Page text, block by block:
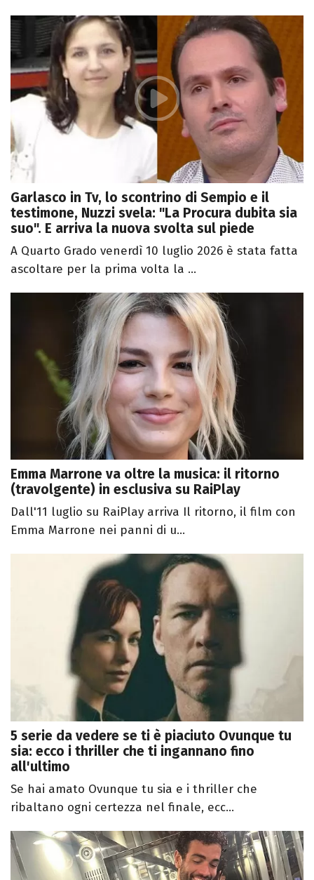
Garlasco in Tv, lo scontrino di Sempio e il
testimone, Nuzzi svela: "La Procura dubita sia
suo". E arriva la nuova svolta sul piede
A Quarto Grado venerdì 10 luglio 2026 è stata fatta
ascoltare per la prima volta la ...
Emma Marrone va oltre la musica: il ritorno
(travolgente) in esclusiva su RaiPlay
Dall'11 luglio su RaiPlay arriva Il ritorno, il film con
Emma Marrone nei panni di u...
5 serie da vedere se ti è piaciuto Ovunque tu
sia: ecco i thriller che ti ingannano fino
all'ultimo
Se hai amato Ovunque tu sia e i thriller che
ribaltano ogni certezza nel finale, ecc...